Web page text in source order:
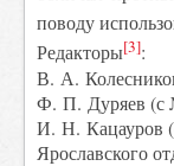
поводу
Редакторы[3]:
В. А.
Ф. П. Дуряев (с
И. Н. Кацауров
Ярославского